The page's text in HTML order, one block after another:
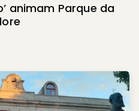
animam Parque da